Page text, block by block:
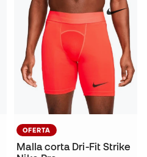
OFERTA
Malla corta Dri-Fit Strike